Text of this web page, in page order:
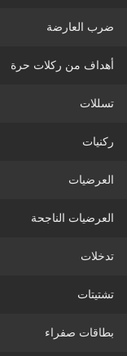
ضرب العارضة
أهداف من ركلات حرة
تسللات
ركنيات
العرضيات
العرضيات الناجحة
تدخلات
تشتيتات
بطاقات صفراء